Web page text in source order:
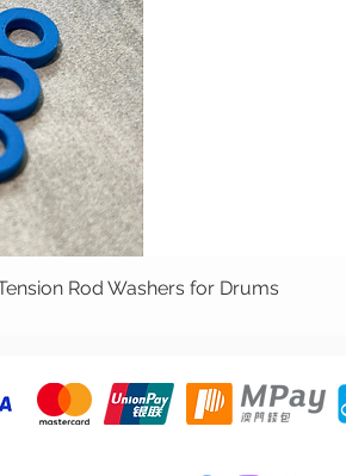
快速瀏覽
Rod Washers for Drums